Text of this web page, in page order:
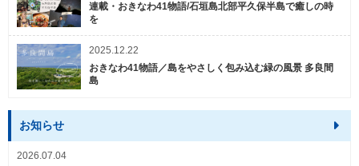
連載・おきなわ41物語/石垣島北部平久保半島で癒しの時
を
2025.12.22
おきなわ41物語／島をやさしく包み込む緑の風景 多良間
島
お知らせ
2026.07.04